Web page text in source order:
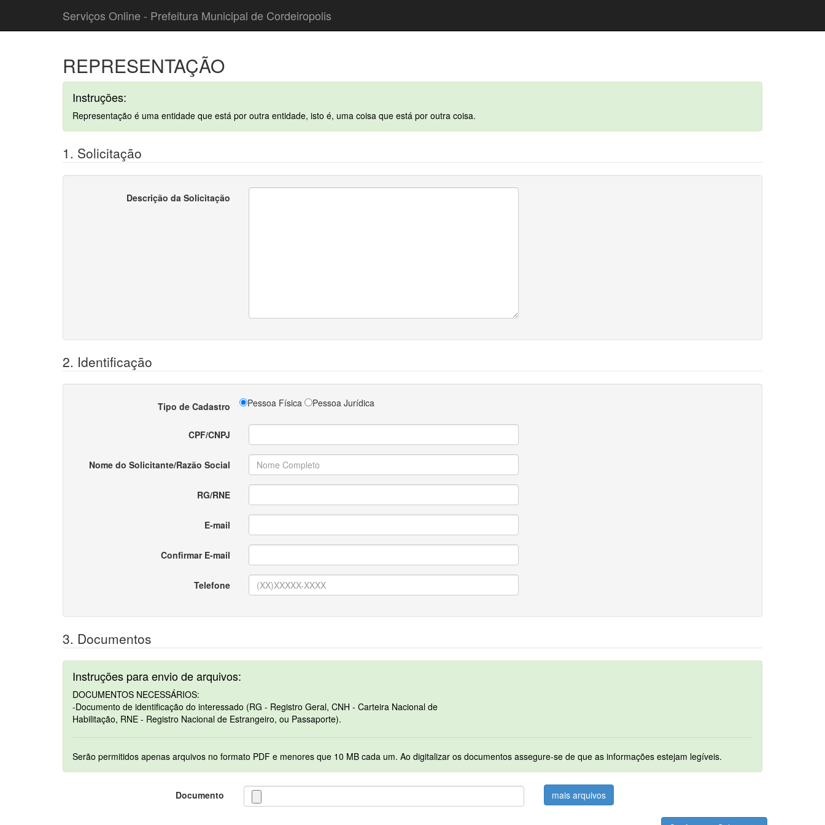
Serviços Online - Prefeitura Municipal de Cordeiropolis
REPRESENTAÇÃO
Instruções:
Representação é uma entidade que está por outra entidade, isto é, uma coisa que está por outra coisa.
1. Solicitação
Descrição da Solicitação
2. Identificação
Tipo de Cadastro Pessoa Física Pessoa Jurídica
CPF/CNPJ
Nome do Solicitante/Razão Social
RG/RNE
E-mail
Confirmar E-mail
Telefone
3. Documentos
Instruções para envio de arquivos:
DOCUMENTOS NECESSÁRIOS:
-Documento de identificação do interessado (RG - Registro Geral, CNH - Carteira Nacional de
Habilitação, RNE - Registro Nacional de Estrangeiro, ou Passaporte).
Serão permitidos apenas arquivos no formato PDF e menores que 10 MB cada um. Ao digitalizar os documentos assegure-se de que as informações estejam legíveis.
Documento mais arquivos